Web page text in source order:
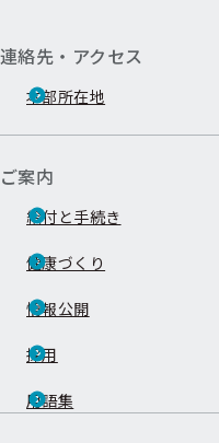
連絡先・アクセス
本部所在地
ご案内
給付と手続き
健康づくり
情報公開
採用
用語集